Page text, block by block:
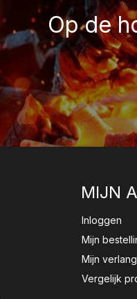
Op de
MIJN
Inloggen
Mijn
Mijn
Vergelijk